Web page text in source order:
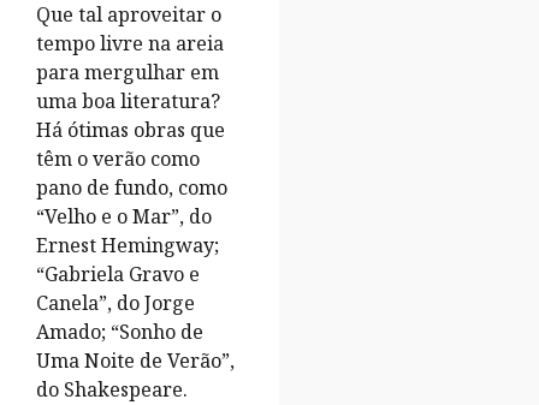
Que tal aproveitar o
tempo livre na areia
para mergulhar em
uma boa literatura?
Há ótimas obras que
têm o verão como
pano de fundo, como
“Velho e o Mar”, do
Ernest Hemingway;
“Gabriela Gravo e
Canela”, do Jorge
Amado; “Sonho de
Uma Noite de Verão”,
do Shakespeare.